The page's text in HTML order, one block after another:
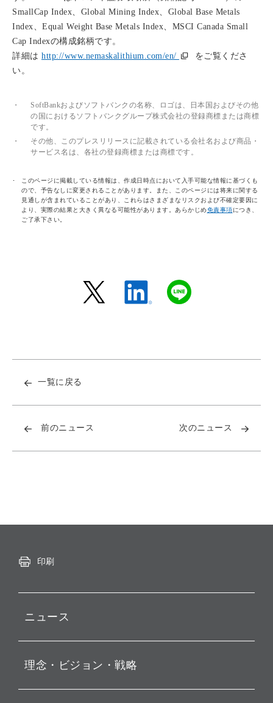
SmallCap Index、Global Mining Index、Global Base Metals
Index、Equal Weight Base Metals Index、MSCI Canada Small
Cap Indexの構成銘柄です。
詳細は http://www.nemaskalithium.com/en/
をご覧くださ
い。
・
SoftBankおよびソフトバンクの名称、ロゴは、日本国およびその他
の国におけるソフトバンクグループ株式会社の登録商標または商標
です。
・
その他、このプレスリリースに記載されている会社名および商品・
サービス名は、各社の登録商標または商標です。
このページに掲載している情報は、作成日時点において入手可能な情報に基づくも
ので、予告なしに変更されることがあります。また、このページには将来に関する
見通しが含まれていることがあり、これらはさまざまなリスクおよび不確定要因に
より、実際の結果と大きく異なる可能性があります。あらかじめ免責事項につき、
ご了承下さい。
一覧に戻る
前のニュース 次のニュース
印刷
ニュース
お知らせ
動画配信
理念・ビジョン・戦略